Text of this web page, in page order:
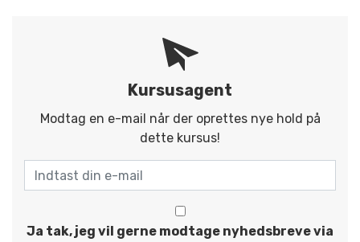
Kursusagent
Modtag en e-mail når der oprettes nye hold på
dette kursus!
Ja tak, jeg vil gerne modtage nyhedsbreve via